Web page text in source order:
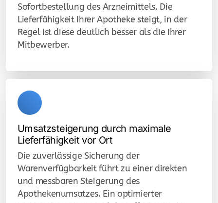
Sofortbestellung des Arzneimittels. Die
Lieferfähigkeit Ihrer Apotheke steigt, in der
Regel ist diese deutlich besser als die Ihrer
Mitbewerber.
Umsatzsteigerung durch maximale
Lieferfähigkeit vor Ort
Die zuverlässige Sicherung der
Warenverfügbarkeit führt zu einer direkten
und messbaren Steigerung des
Apothekenumsatzes. Ein optimierter